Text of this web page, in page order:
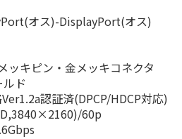
オス)-DisplayPort(オス)
キピン・金メッキコネクタ
ド
認証済(DPCP/HDCP対応)
60p